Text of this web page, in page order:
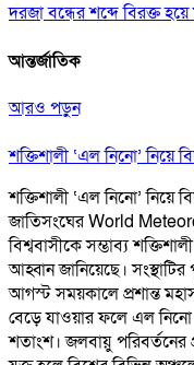
দরজা বন্ধের শব্দে বিরক্ত
আন্তর্জাতিক
আরও পড়ুন
শক্তিশালী ‘এল নিনো’ নিয়ে
শক্তিশালী ‘এল নিনো’ নিয়ে
জাতিসংঘের World
বিশ্ববাসীকে সম্ভাব্য
আহ্বান জানিয়েছে।
আগস্ট সময়কালে প্রশান্ত
বেড়ে যাওয়ার ফলে এল নিনো
শতাংশ। জলবায়ু পরিবর্তনের